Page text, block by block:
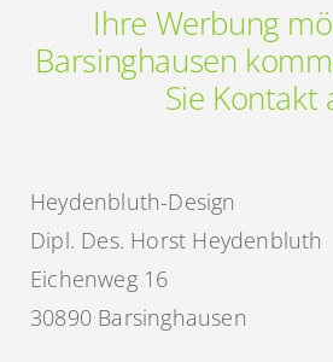
Ihre Werbung
Barsinghausen
Sie Kontakt
Heydenbluth-Design
Dipl. Des. Horst Heydenbluth
Eichenweg 16
30890 Barsinghausen